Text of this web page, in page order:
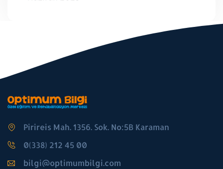
Pirireis Mah. 1356. Sok. No:5B Karaman
0(338) 212 45 00
bilgi@optimumbilgi.com